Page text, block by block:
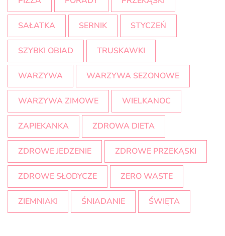
SAŁATKA SERNIK STYCZEŃ
SZYBKI OBIAD TRUSKAWKI
WARZYWA WARZYWA SEZONOWE
WARZYWA ZIMOWE WIELKANOC
ZAPIEKANKA ZDROWA DIETA
ZDROWE JEDZENIE ZDROWE PRZEKĄSKI
ZDROWE SŁODYCZE ZERO WASTE
ZIEMNIAKI ŚNIADANIE ŚWIĘTA